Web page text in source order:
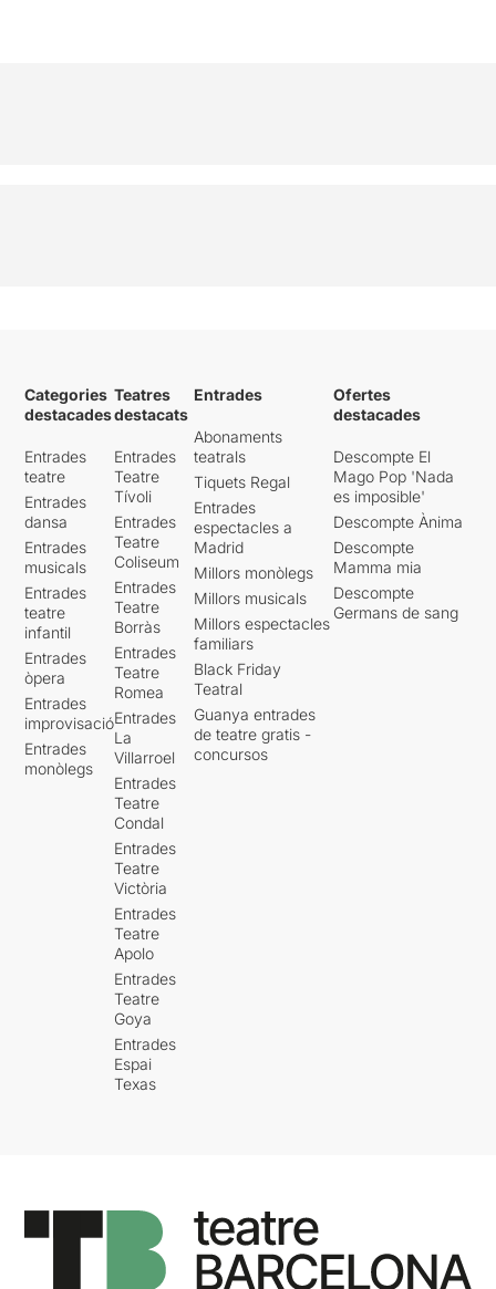
Categories
destacades
Entrades
teatre
Entrades
dansa
Entrades
musicals
Entrades
teatre
infantil
Entrades
òpera
Entrades
improvisació
Entrades
monòlegs
Teatres
destacats
Entrades
Teatre
Tívoli
Entrades
Teatre
Coliseum
Entrades
Teatre
Borràs
Entrades
Teatre
Romea
Entrades
La
Villarroel
Entrades
Teatre
Condal
Entrades
Teatre
Victòria
Entrades
Teatre
Apolo
Entrades
Teatre
Goya
Entrades
Espai
Texas
Entrades
Abonaments
teatrals
Tiquets Regal
Entrades
espectacles a
Madrid
Millors monòlegs
Millors musicals
Millors espectacles
familiars
Black Friday
Teatral
Guanya entrades
de teatre gratis -
concursos
Ofertes
destacades
Descompte El
Mago Pop 'Nada
es imposible'
Descompte Ànima
Descompte
Mamma mia
Descompte
Germans de sang